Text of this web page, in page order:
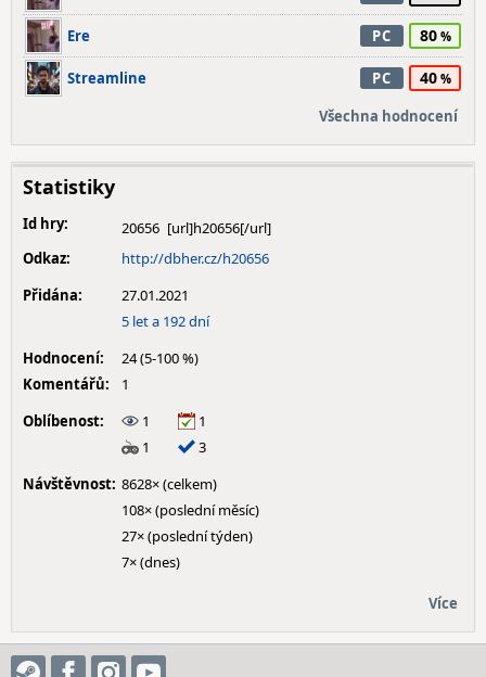
Ere PC 80
Streamline PC 40
Všechna hodnocení
Statistiky
Id hry:
20656
Odkaz:
http://dbher.cz/h20656
Přidána:
27.01.2021
5 let a 192 dní
Hodnocení:
24 (5-100 %)
Komentářů:
1
Oblíbenost:
1
1
1
3
Návštěvnost: 8628× (celkem)
108× (poslední měsíc)
27× (poslední týden)
7× (dnes)
Více